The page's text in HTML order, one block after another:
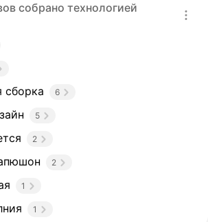
собрано технологией
сборка 6
5
2
2
1
1